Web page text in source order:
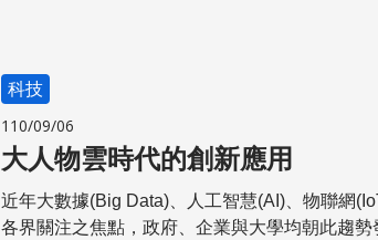
科技
110/09/06
大人物雲時代的創新應用
近年大數據(Big Data)、人工智慧(AI)、物聯網
各界關注之焦點，政府、企業與大學均朝此趨